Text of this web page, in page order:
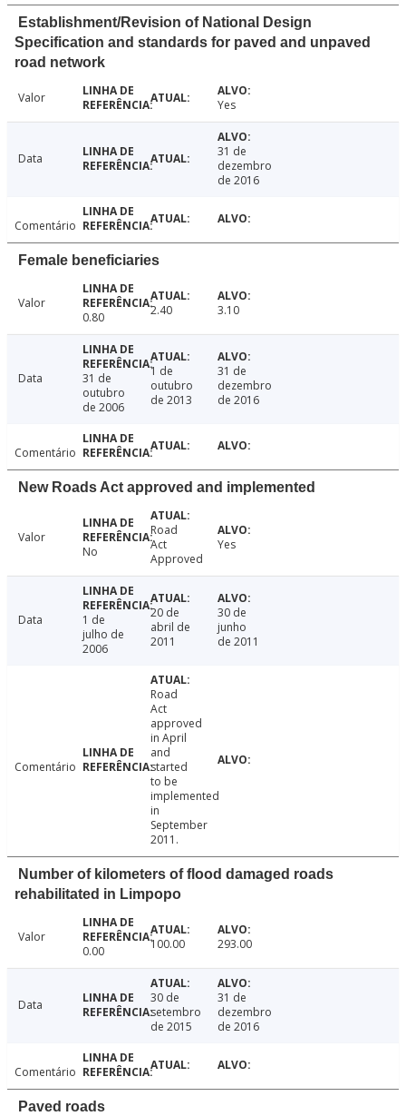
Establishment/Revision of National Design
Specification and standards for paved and unpaved
road network
Valor Yes
Data
31 de
dezembro
de 2016
Comentário
Female beneficiaries
Valor
0.80
2.40 3.10
Data
31 de
outubro
de 2006
1 de
outubro
de 2013
31 de
dezembro
de 2016
Comentário
New Roads Act approved and implemented
Valor
No
Road
Act
Approved
Yes
Data
1 de
julho de
2006
20 de
abril de
2011
30 de
junho
de 2011
Comentário
Road
Act
approved
in April
and
started
to be
implemented
in
September
2011.
Number of kilometers of flood damaged roads
rehabilitated in Limpopo
Valor
0.00
100.00 293.00
Data
30 de
setembro
de 2015
31 de
dezembro
de 2016
Comentário
Paved roads